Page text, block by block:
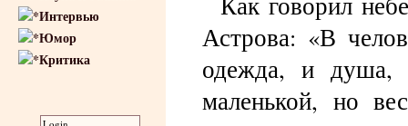
Интервью
Юмор
Критика
Астрова: «В
одежда, и душа,
маленькой, но